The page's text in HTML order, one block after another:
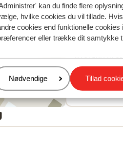
kan du finde flere
hvilke cookies du vil tillade.
cookies end funktionelle
eller trække dit samtykke
Administrer
Nødvendige Tillad
I området
Afstand til
Afstand til
Afstand til
Afstand til
Afstand til
Afstand til